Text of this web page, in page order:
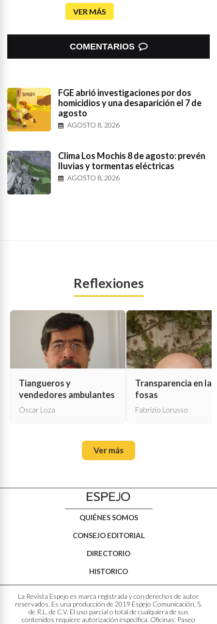
VER MÁS
COMENTARIOS
FGE abrió investigaciones por dos
homicidios y una desaparición el 7 de
agosto
AGOSTO 8, 2026
Clima Los Mochis 8 de agosto: prevén
lluvias y tormentas eléctricas
AGOSTO 8, 2026
Reflexiones
Tiangueros y
vendedores ambulantes
Óscar Loza
Transparencia en las
fosas
Fabrizio Lorusso
Ver más
QUIÉNES SOMOS
CONSEJO EDITORIAL
DIRECTORIO
HISTORICO
La Revista Espejo es marca registrada y con derechos de autor
reservados. Es una producción de 2019 Espejo Comunicación, S.
de R.L. de C.V. El uso parcial o total de cualquiera de sus
contenidos requiere autorización específica. Oficinas: Paseo